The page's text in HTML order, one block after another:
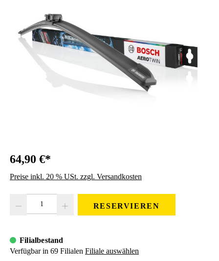
64,90 €*
Preise inkl. 20 % USt. zzgl. Versandkosten
RESERVIEREN
Filialbestand
Verfügbar in 69 Filialen Filiale auswählen